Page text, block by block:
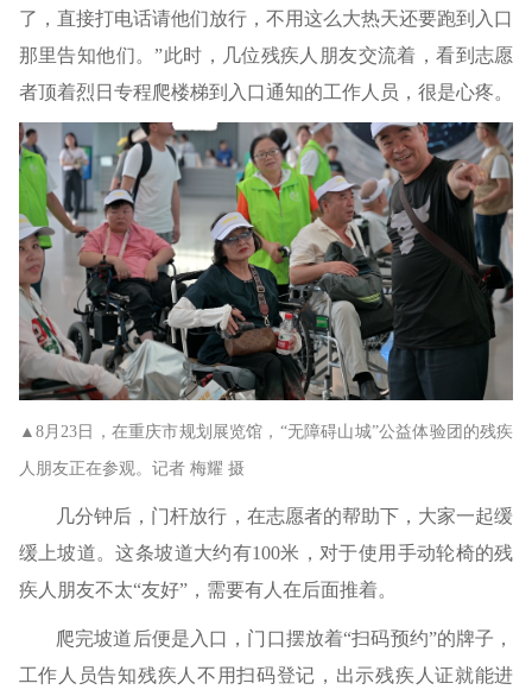
了，直接打电话请他们放行，不用这么大热天还要跑到入口
那里告知他们。”此时，几位残疾人朋友交流着，看到志愿
者顶着烈日专程爬楼梯到入口通知的工作人员，很是心疼。
▲8月23日，在重庆市规划展览馆，“无障碍山城”公益体验团的残疾
人朋友正在参观。记者 梅耀 摄
几分钟后，门杆放行，在志愿者的帮助下，大家一起缓
缓上坡道。这条坡道大约有100米，对于使用手动轮椅的残
疾人朋友不太“友好”，需要有人在后面推着。
爬完坡道后便是入口，门口摆放着“扫码预约”的牌子，
工作人员告知残疾人不用扫码登记，出示残疾人证就能进